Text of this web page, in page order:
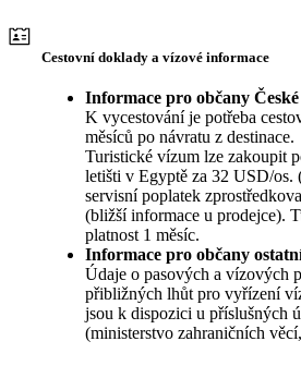
Cestovní doklady a vízové informace
Informace pro občany
K vycestování je potřeba
měsíců po návratu z destinace.
Turistické vízum lze zakoupit
letišti v Egyptě za 32 USD/
servisní poplatek
(bližší informace u prodejce).
platnost 1 měsíc.
Informace pro občany
Údaje o pasových a vízových
přibližných lhůt pro vyřízení
jsou k dispozici u příslušných
(ministerstvo zahraničních